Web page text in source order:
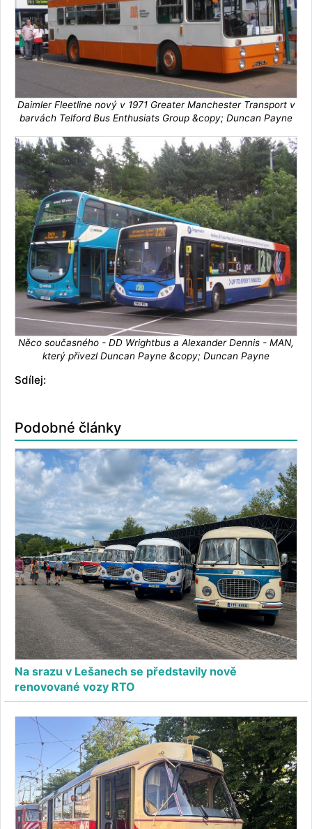
Daimler Fleetline nový v 1971 Greater Manchester Transport v
barvách Telford Bus Enthusiats Group &copy; Duncan Payne
Něco současného - DD Wrightbus a Alexander Dennis - MAN,
který přivezl Duncan Payne &copy; Duncan Payne
Sdílej:
Podobné články
Na srazu v Lešanech se představily nově
renovované vozy RTO